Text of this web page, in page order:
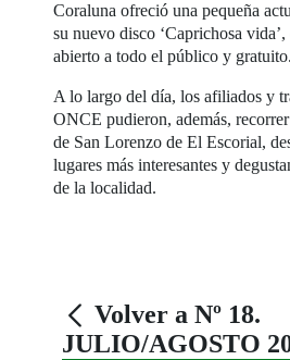
Coraluna ofreció una pequeña
su nuevo disco ‘Caprichosa
abierto a todo el público y gratuito.
A lo largo del día, los afiliados y
ONCE pudieron, además,
de San Lorenzo de El Escorial,
lugares más interesantes y
de la localidad.
Volver a Nº 18.
JULIO/AGOSTO